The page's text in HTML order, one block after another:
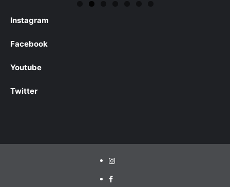
Instagram
Facebook
Youtube
Twitter